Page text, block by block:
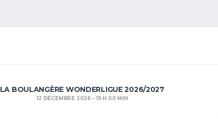
LA BOULANGÈRE WONDERLIGUE 2026/2027
12 DÉCEMBRE 2026 19 H 00 MIN